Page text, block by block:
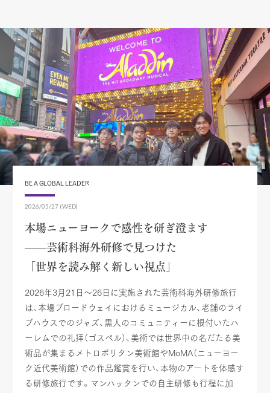
BE A GLOBAL LEADER
2026/05/27 (WED)
本場ニューヨークで感性を研ぎ澄ます
——芸術科海外研修で見つけた
「世界を読み解く新しい視点」
2026年3月21日～26日に実施された芸術科海外研修旅行
は、本場ブロードウェイにおけるミュージカル、老舗のライ
ブハウスでのジャズ、黒人のコミュニティーに根付いたハ
ーレムでの礼拝（ゴスペル）、美術では世界中の名だたる美
術品が集まるメトロポリタン美術館やMoMA（ニューヨー
ク近代美術館）での作品鑑賞を行い、本物のアートを体感す
る研修旅行です。マンハッタンでの自主研修も行程に加